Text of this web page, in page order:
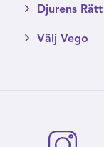
Djurens Rätt
Välj Vego